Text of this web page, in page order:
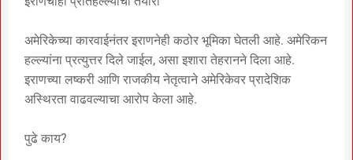
अमेरिकेच्या कारवाईनंतर इराणनेही कठोर भूमिका घेतली आहे. अमेरिकन
हल्ल्यांना प्रत्युत्तर दिले जाईल, असा इशारा तेहरानने दिला आहे.
इराणच्या लष्करी आणि राजकीय नेतृत्वाने अमेरिकेवर प्रादेशिक
अस्थिरता वाढवल्याचा आरोप केला आहे.
पुढे काय?